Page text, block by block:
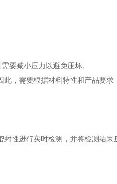
要减小压力以避免压坏。
，需要根据材料特性和产品要求
性进行实时检测，并将检测结果